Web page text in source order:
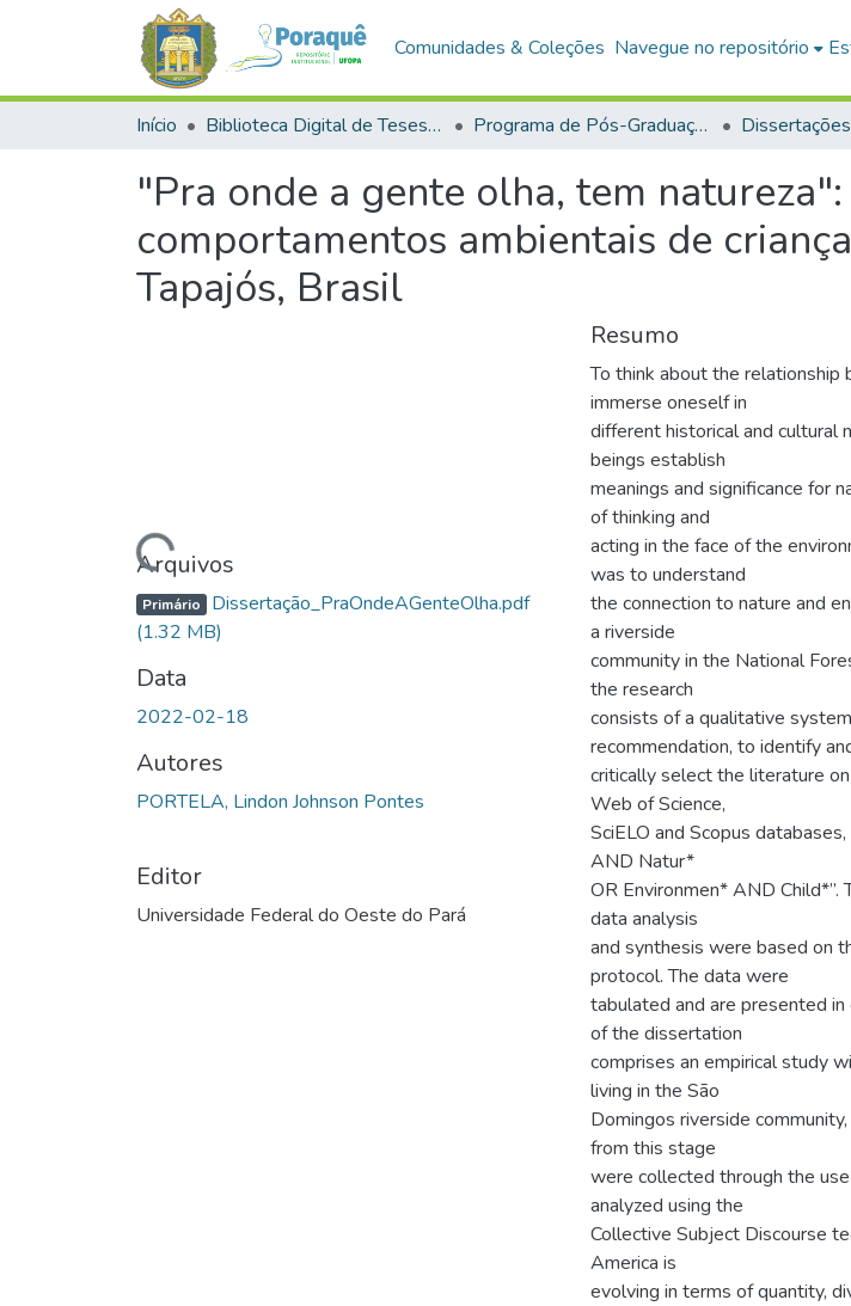
Comunidades & Coleções Navegue no repositório
Início Biblioteca Digital de Teses e Dissertações (BDTD) Programa de Pós-Graduação em Sociedade, Ambiente e Qualidade de Vida (PPGSAQ)
"Pra onde a gente olha, tem
comportamentos ambientais de
Tapajós, Brasil
Carregando...
Arquivos
Primário Dissertação_PraOndeAGenteOlha.pdf
(1.32 MB)
Data
2022-02-18
Autores
PORTELA, Lindon Johnson Pontes
Editor
Universidade Federal do Oeste do Pará
Resumo
To think about the relationship
immerse oneself in
different historical and cultural
beings establish
meanings and significance for
of thinking and
acting in the face of the
was to understand
the connection to nature and
a riverside
community in the National
the research
consists of a qualitative
recommendation, to identify
critically select the literature
Web of Science,
SciELO and Scopus
AND Natur*
OR Environmen* AND
data analysis
and synthesis were based on
protocol. The data were
tabulated and are presented
of the dissertation
comprises an empirical study
living in the São
Domingos riverside
from this stage
were collected through the
analyzed using the
Collective Subject Discourse
America is
evolving in terms of quantity,